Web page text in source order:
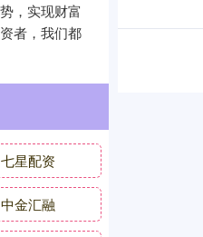
，实现财富
者，我们都
七星配资
中金汇融